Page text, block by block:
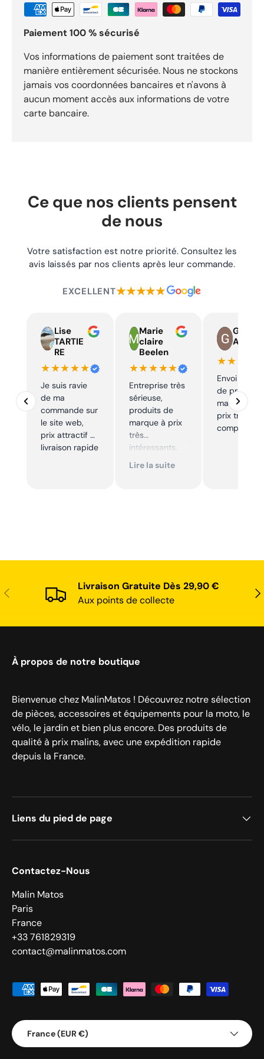
Courroie de pont / transmission supérieure MTD pour usage
précisément ce composant. État : Neuf. Compatibilité : MTD:
référence d’origine. Expédition sous 24h. Livraison gratuite
dès 29,90 €. Retours acceptés sous 30 jours.
Paiement 100 % sécurisé
Vos informations de paiement sont traitées de
manière entièrement sécurisée. Nous ne stockons
jamais vos coordonnées bancaires et n'avons à
aucun moment accès aux informations de votre
carte bancaire.
Ce que nos clients pensent
de nous
Votre satisfaction est notre priorité. Consultez les
avis laissés par nos clients après leur commande.
EXCELLENT★★★★★
Lise
TARTIE
RE
★★★★★
Je suis ravie
de ma
commande sur
le site web,
prix attractif et
livraison rapide
Marie
claire
Beelen
★★★★★
Entreprise très
sérieuse,
produits de
marque à prix
très
intéressants.
Excellent suivi !
Lire la suite
Guy
Auger
Envoi rapide
de produits
marque à
prix très
compétitif
Précédent
Livraison Gratuite Dès 29,90 €
Aux points de collecte
À propos de notre boutique
Bienvenue chez MalinMatos ! Découvrez notre sélection
de pièces, accessoires et équipements pour la moto, le
vélo, le jardin et bien plus encore. Des produits de
qualité à prix malins, avec une expédition rapide
depuis la France.
Liens du pied de page
Contactez-Nous
Malin Matos
Paris
France
+33 761829319
contact@malinmatos.com
Moyens de paiement acceptés
Pays
France (EUR €)